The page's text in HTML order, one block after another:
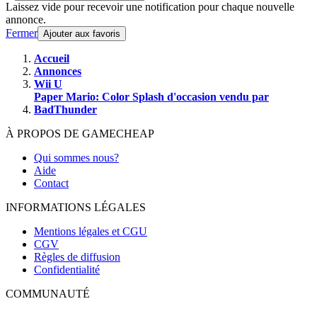
Laissez vide pour recevoir une notification pour chaque nouvelle
annonce.
Fermer Ajouter aux favoris
Accueil
Annonces
Wii U
Paper Mario: Color Splash d'occasion vendu par
BadThunder
À PROPOS DE GAMECHEAP
Qui sommes nous?
Aide
Contact
INFORMATIONS LÉGALES
Mentions légales et CGU
CGV
Règles de diffusion
Confidentialité
COMMUNAUTÉ